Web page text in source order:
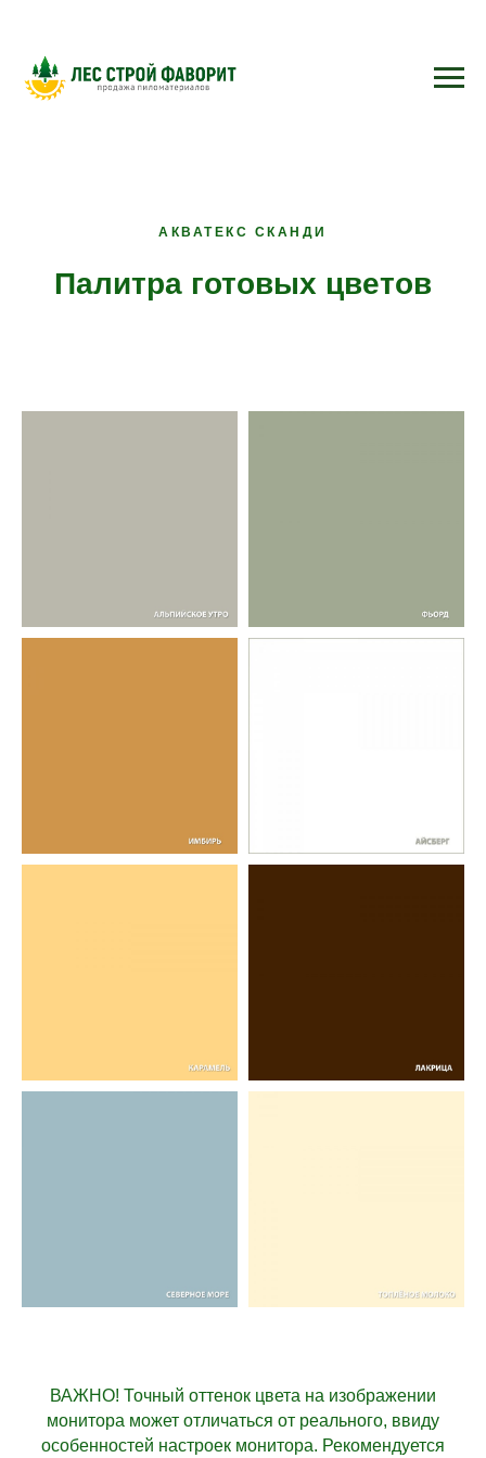
АКВАТЕКС СКАНДИ
Палитра готовых цветов
ВАЖНО! Точный оттенок цвета на изображении
монитора может отличаться от реального, ввиду
особенностей настроек монитора. Рекомендуется